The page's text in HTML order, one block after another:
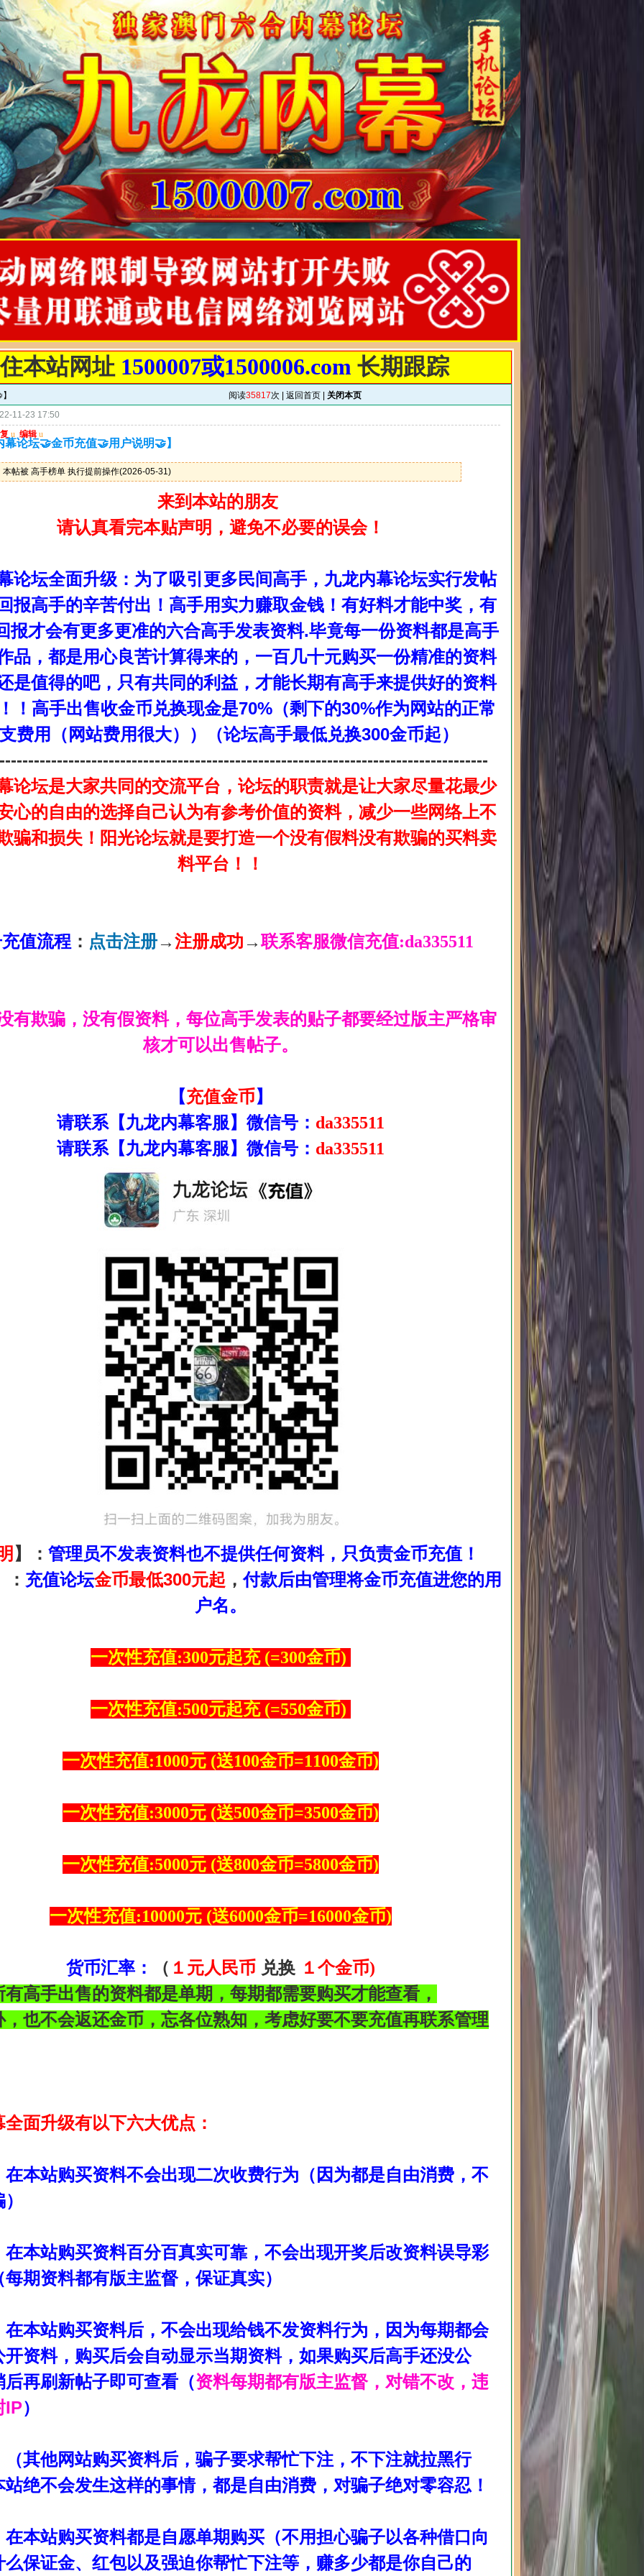
本站网址 1500007或1500006.com 长期跟踪
阅读35817次 | 返回首页
关闭本页
11-23 17:50
u 编辑 u
幕论坛🤝金币充值🤝用户说明🤝】
本帖被 高手榜单 执行提前操作(2026-05-31)
来到本站的朋友
请认真看完本贴声明，避免不必要的误会！
论坛全面升级：为了吸引更多民间高手，九龙内幕论坛实行发帖
报高手的辛苦付出！高手用实力赚取金钱！有好料才能中奖，有
报才会有更多更准的六合高手发表资料.毕竟每一份资料都是高手
品，都是用心良苦计算得来的，一百几十元购买一份精准的资料
是值得的吧，只有共同的利益，才能长期有高手来提供好的资料
！高手出售收金币兑换现金是70%（剩下的30%作为网站的正常
费用（网站费用很大））（论坛高手最低兑换300金币起）
论坛是大家共同的交流平台，论坛的职责就是让大家尽量花最少
心的自由的选择自己认为有参考价值的资料，减少一些网络上不
骗和损失！阳光论坛就是要打造一个没有假料没有欺骗的买料卖
料平台！！
值流程： 点击注册→注册成功 →联系客服微信充值:da335511
有欺骗，没有假资料，每位高手发表的贴子都要经过版主严格审
核才可以出售帖子。
【充值金币】
请联系【九龙内幕客服】微信号： da335511
请联系【九龙内幕客服】微信号： da335511
】： 管理员不发表资料也不提供任何资料，只负责金币充值！
： 充值论坛金币最低300元起 ，付款后由管理将金币充值进您的用
户名。
一次性充值:300元起充 (=300金币)
一次性充值:500元起充 (=550金币)
一次性充值:1000元 (送100金币=1100金币)
一次性充值:3000元 (送500金币=3500金币)
一次性充值:5000元 (送800金币=5800金币)
一次性充值:10000元 (送6000金币=16000金币)
货币汇率： （ １元人民币 兑换 １个金币)
有高手出售的资料都是单期，每期都需要购买才能查看，
，也不会返还金币，忘各位熟知，考虑好要不要充值再联系管理
面升级有以下六大优点：
在本站购买资料不会出现二次收费行为（因为都是自由消费，不
在本站购买资料百分百真实可靠，不会出现开奖后改资料误导彩
期资料都有版主监督，保证真实）
在本站购买资料后，不会出现给钱不发资料行为，因为每期都会
开资料，购买后会自动显示当期资料，如果购买后高手还没公
后再刷新帖子即可查看（资料每期都有版主监督，对错不改，违
IP）
（其他网站购买资料后，骗子要求帮忙下注，不下注就拉黑行
站绝不会发生这样的事情，都是自由消费，对骗子绝对零容忍！
在本站购买资料都是自愿单期购买（不用担心骗子以各种借口向
么保证金、红包以及强迫你帮忙下注等，赚多少都是你自己的